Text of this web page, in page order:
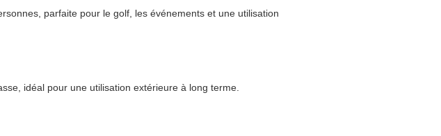
parfaite pour le golf, les événements et une utilisation
idéal pour une utilisation extérieure à long terme.